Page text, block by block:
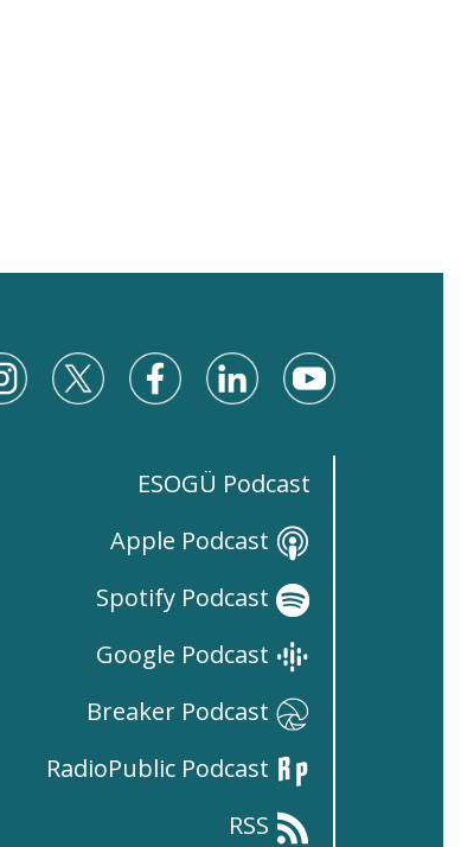
ESOGÜ Podcast
Apple Podcast
Spotify Podcast
Google Podcast
Breaker Podcast
RadioPublic Podcast
RSS